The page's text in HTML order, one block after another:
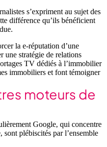
s’expriment au sujet des
différence qu’ils bénéficient
la e-réputation d’une
une stratégie de relations
TV dédiés à l’immobilier
immobiliers et font témoigner
moteurs de
Google, qui concentre
sont plébiscités par l’ensemble